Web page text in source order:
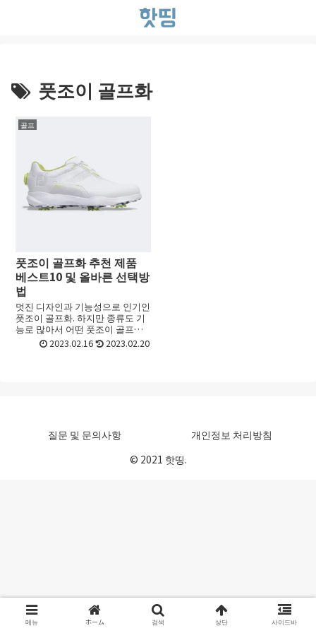
풋조이 골프화
골프
풋조이 골프화 추천 제품
베스트10 및 올바른 선택방
법
멋진 디자인과 기능성으로 인기인
풋조이 골프화. 하지만 종류도 기
능로 많아서 어떤 풋조이 골프화
를 골라야 할지 선택하기가 어려
울 때가 있죠. 처음 접할 때라면 더
2023.02.16 2023.02.20
질문 및 문의사항
개인정보 처리방침
© 2021 핫띵.
메뉴 ホーム 검색 상단 사이드바